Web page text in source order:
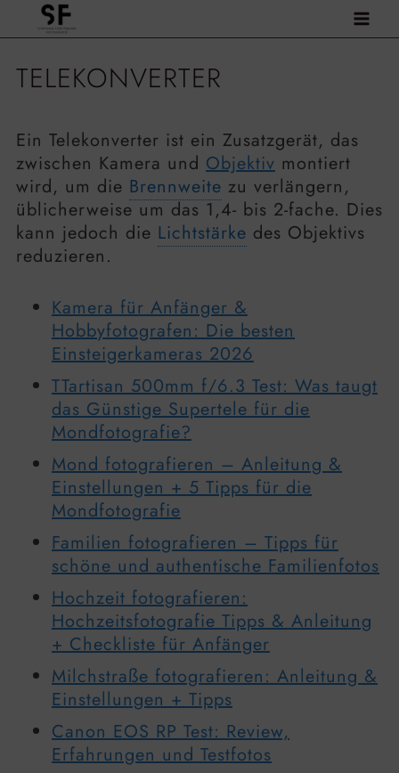
Inhalt
TELEKONVERTER
Ein Telekonverter ist ein Zusatzgerät, das
zwischen Kamera und Objektiv montiert
wird, um die Brennweite zu verlängern,
üblicherweise um das 1,4- bis 2-fache. Dies
kann jedoch die Lichtstärke des Objektivs
reduzieren.
Kamera für Anfänger &
Hobbyfotografen: Die besten
Einsteigerkameras 2026
TTartisan 500mm f/6.3 Test: Was taugt
das Günstige Supertele für die
Mondfotografie?
Mond fotografieren – Anleitung &
Einstellungen + 5 Tipps für die
Mondfotografie
Familien fotografieren – Tipps für
schöne und authentische Familienfotos
Hochzeit fotografieren:
Hochzeitsfotografie Tipps & Anleitung
+ Checkliste für Anfänger
Milchstraße fotografieren: Anleitung &
Einstellungen + Tipps
Canon EOS RP Test: Review,
Erfahrungen und Testfotos